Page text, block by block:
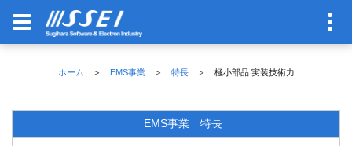
ホーム ＞ EMS事業＞ 特長＞ 極小部品 実装技術力
EMS事業 特長